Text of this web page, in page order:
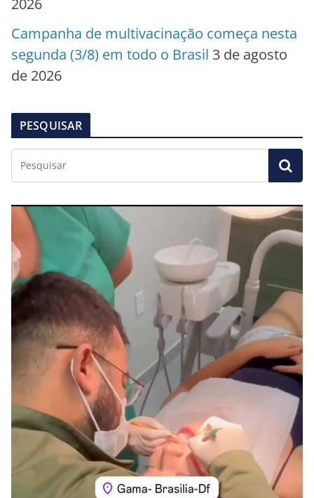
2026
Campanha de multivacinação começa nesta
segunda (3/8) em todo o Brasil 3 de agosto
de 2026
PESQUISAR